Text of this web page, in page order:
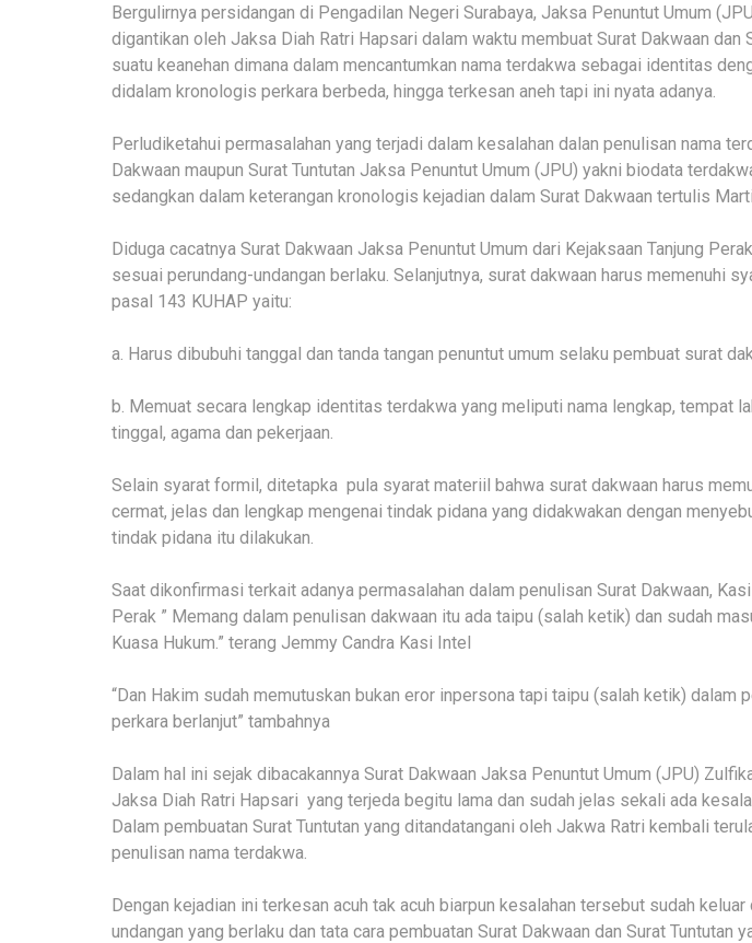
Bergulirnya persidangan di Pengadilan Negeri Surabaya, Jaksa Penuntut Umum
digantikan oleh Jaksa Diah Ratri Hapsari dalam waktu membuat Surat Dakwaan dan
suatu keanehan dimana dalam mencantumkan nama terdakwa sebagai identitas
didalam kronologis perkara berbeda, hingga terkesan aneh tapi ini nyata adanya.
Perludiketahui permasalahan yang terjadi dalam kesalahan dalan penulisan nama
Dakwaan maupun Surat Tuntutan Jaksa Penuntut Umum (JPU) yakni biodata
sedangkan dalam keterangan kronologis kejadian dalam Surat Dakwaan tertulis
Diduga cacatnya Surat Dakwaan Jaksa Penuntut Umum dari Kejaksaan Tanjung
sesuai perundang-undangan berlaku. Selanjutnya, surat dakwaan harus memenuhi
pasal 143 KUHAP yaitu:
a. Harus dibubuhi tanggal dan tanda tangan penuntut umum selaku pembuat surat
b. Memuat secara lengkap identitas terdakwa yang meliputi nama lengkap, tempat
tinggal, agama dan pekerjaan.
Selain syarat formil, ditetapka pula syarat materiil bahwa surat dakwaan harus
cermat, jelas dan lengkap mengenai tindak pidana yang didakwakan dengan
tindak pidana itu dilakukan.
Saat dikonfirmasi terkait adanya permasalahan dalam penulisan Surat Dakwaan,
Perak ” Memang dalam penulisan dakwaan itu ada taipu (salah ketik) dan sudah
Kuasa Hukum.” terang Jemmy Candra Kasi Intel
“Dan Hakim sudah memutuskan bukan eror inpersona tapi taipu (salah ketik) dalam
perkara berlanjut” tambahnya
Dalam hal ini sejak dibacakannya Surat Dakwaan Jaksa Penuntut Umum (JPU)
Jaksa Diah Ratri Hapsari yang terjeda begitu lama dan sudah jelas sekali ada
Dalam pembuatan Surat Tuntutan yang ditandatangani oleh Jakwa Ratri kembali
penulisan nama terdakwa.
Dengan kejadian ini terkesan acuh tak acuh biarpun kesalahan tersebut sudah keluar
undangan yang berlaku dan tata cara pembuatan Surat Dakwaan dan Surat Tuntutan